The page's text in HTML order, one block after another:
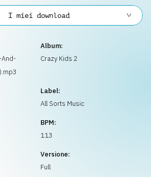
Album:
Crazy Kids 2
Label:
All Sorts Music
BPM:
113
Versione:
Full
I miei download